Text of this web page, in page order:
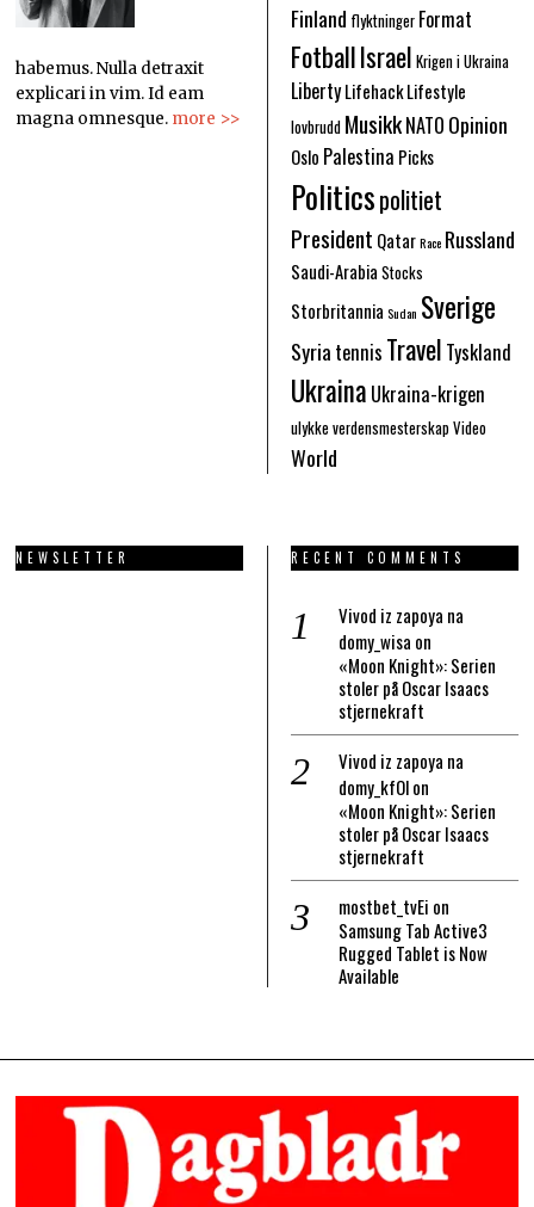
habemus. Nulla detraxit
explicari in vim. Id eam
magna omnesque. more >>
Finland flyktninger Format
FotballIsrael Krigen i Ukraina
LibertyLifehackLifestyle
lovbrudd MusikkNATO Opinion
Oslo Palestina Picks
Politicspolitiet
President QatarRace Russland
Saudi-Arabia Stocks
Storbritannia Sudan Sverige
Syria tennis Travel Tyskland
Ukraina Ukraina-krigen
ulykke verdensmesterskapVideo
World
NEWSLETTER RECENT COMMENTS
Vivod iz zapoya na
domy_wisa on
«Moon Knight»: Serien
stoler på Oscar Isaacs
stjernekraft
Vivod iz zapoya na
domy_kfOlon
«Moon Knight»: Serien
stoler på Oscar Isaacs
stjernekraft
mostbet_tvEi on
Samsung Tab Active3
Rugged Tablet is Now
Available